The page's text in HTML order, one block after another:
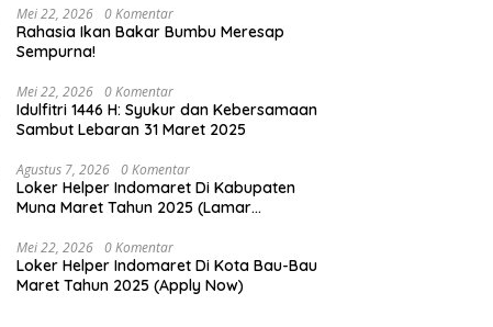
Mei 22, 2026 0 Komentar
Rahasia Ikan Bakar Bumbu Meresap
Sempurna!
Mei 22, 2026 0 Komentar
Idulfitri 1446 H: Syukur dan Kebersamaan
Sambut Lebaran 31 Maret 2025
Agustus 7, 2026 0 Komentar
Loker Helper Indomaret Di Kabupaten
Muna Maret Tahun 2025 (Lamar
Mei 22, 2026 0 Komentar
Loker Helper Indomaret Di Kota Bau-Bau
Maret Tahun 2025 (Apply Now)